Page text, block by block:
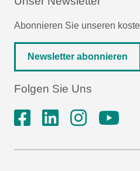
Abonnieren Sie unseren
Newsletter abonnieren
Folgen Sie Uns